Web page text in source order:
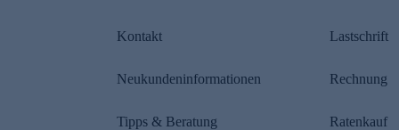
Kontakt
Neukundeninformationen
Tipps & Beratung
Lastschrift
Rechnung
Ratenkauf